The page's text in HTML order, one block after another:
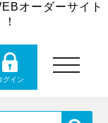
オーダーサイト
グイン
toggle
navigation